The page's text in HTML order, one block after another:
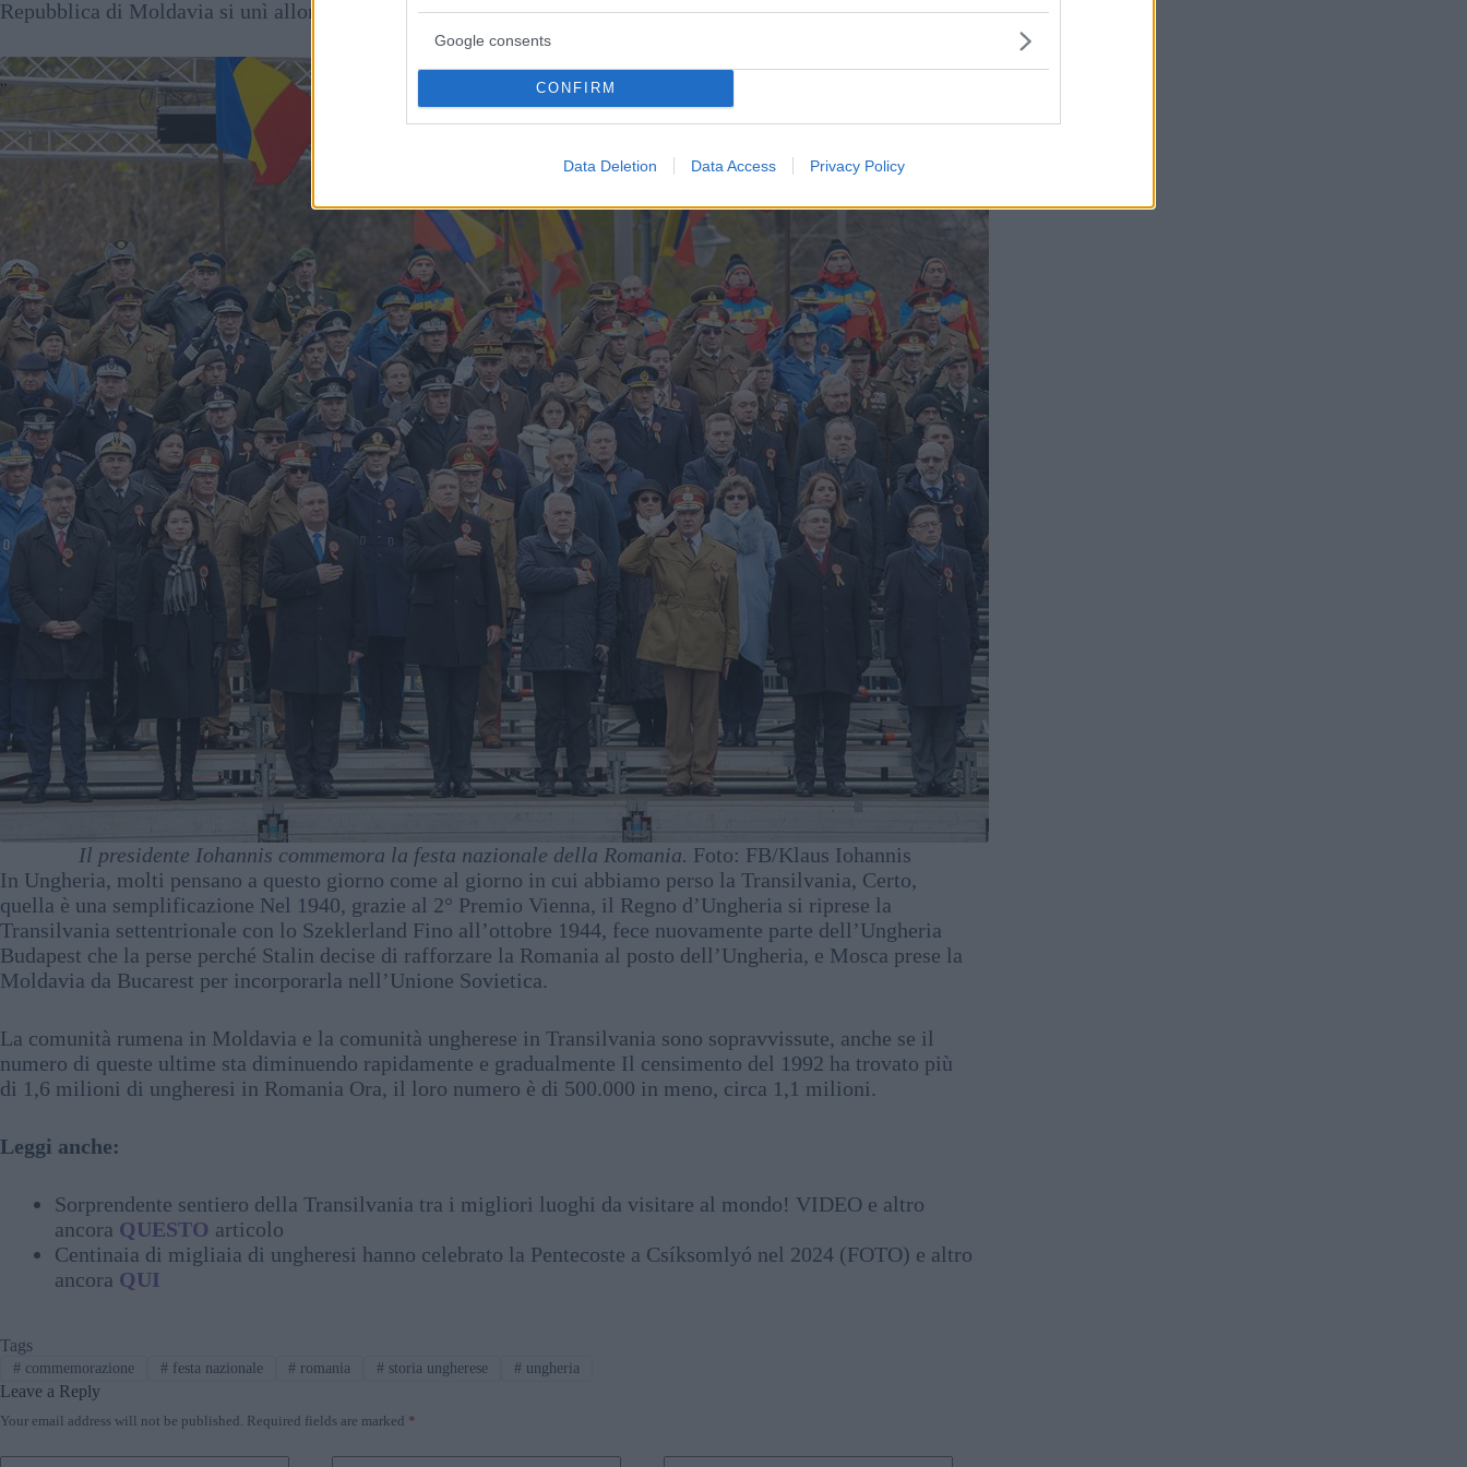
Google consents
CONFIRM
Data Deletion Data Access Privacy Policy
Repubblica di Moldavia si unì allora alla Romania, ma ora è uno stato indipendente).
Il presidente Iohannis commemora la festa nazionale della Romania. Foto: FB/Klaus Iohannis
In Ungheria, molti pensano a questo giorno come al giorno in cui abbiamo perso la Transilvania, Certo,
quella è una semplificazione Nel 1940, grazie al 2° Premio Vienna, il Regno d’Ungheria si riprese la
Transilvania settentrionale con lo Szeklerland Fino all’ottobre 1944, fece nuovamente parte dell’Ungheria
Budapest che la perse perché Stalin decise di rafforzare la Romania al posto dell’Ungheria, e Mosca prese la
Moldavia da Bucarest per incorporarla nell’Unione Sovietica.
La comunità rumena in Moldavia e la comunità ungherese in Transilvania sono sopravvissute, anche se il
numero di queste ultime sta diminuendo rapidamente e gradualmente Il censimento del 1992 ha trovato più
di 1,6 milioni di ungheresi in Romania Ora, il loro numero è di 500.000 in meno, circa 1,1 milioni.
Leggi anche:
Sorprendente sentiero della Transilvania tra i migliori luoghi da visitare al mondo! VIDEO e altro
ancora QUESTO articolo
Centinaia di migliaia di ungheresi hanno celebrato la Pentecoste a Csíksomlyó nel 2024 (FOTO) e altro
ancora QUI
Tags
#commemorazione #festa nazionale # romania # storia ungherese # ungheria
Leave a Reply
Your email address will not be published. Required fields are marked *